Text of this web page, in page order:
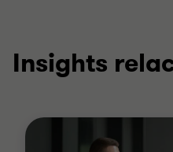
Insights